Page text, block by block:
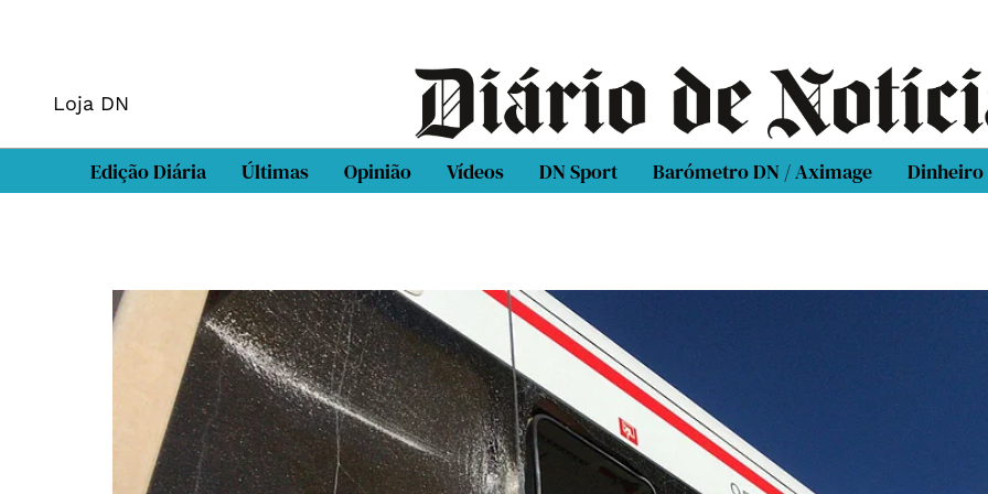
Loja DN
Edição Diária Últimas Opinião Vídeos DN Sport Barómetro DN / Aximage Dinheiro